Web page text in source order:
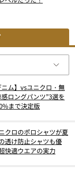
ニム】vsユニクロ・無
ロングパンツ”3選を
まで決定版
クロのポロシャツが夏
透け防止シャツも優
快適ウエアの実力